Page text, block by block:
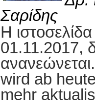
Σαρίδης
Η
01.11.2017,
wird ab
mehr